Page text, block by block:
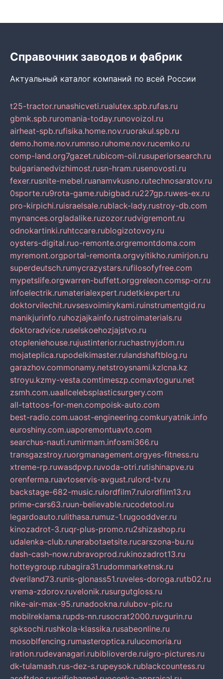
Справочник заводов и фабрик
Актуальный каталог компаний по всей России
t25-tractor.runashicveti.rualutex.spb.rufas.ru
gbmk.spb.ruromania-today.runovoizol.ru
airheat-spb.rufisika.home.nov.ruorakul.spb.ru
demo.home.nov.rumnso.ruhome.nov.rucemko.ru
comp-land.org7gazet.rubicom-oil.rusuperiorsearch.ru
bulgarianedvizhimost.rusn-hram.rusenovosti.ru
fexer.rusnite-mebel.ruanamvkusno.rutechnosaratov.ru
0sporte.ru9rota-game.rubigbad.ru227gp.ruwes-ex.ru
pro-kirpichi.ruisraelsale.rublack-lady.rustroy-db.com
mynances.orgladalike.ruzozor.rudvigremont.ru
odnokartinki.ruhtccare.rublogizotovoy.ru
oysters-digital.ruo-remonte.orgremontdoma.com
myremont.orgportal-remonta.orgvyitikho.rumirjon.ru
superdeutsch.rumycrazystars.rufilosofyfree.com
mypetslife.orgwarren-buffett.orggreleon.comsp-or.ru
infoelectrik.rumaterialexpert.rudetkiexpert.ru
doktorvilechit.ruvsesvoimirykami.ruinstrumentgid.ru
manikjurinfo.ruhozjajkainfo.rustroimaterials.ru
doktoradvice.ruselskoehozjajstvo.ru
otopleniehouse.rujustinterior.ruchastnyjdom.ru
mojateplica.rupodelkimaster.rulandshaftblog.ru
garazhov.commonamy.netstroysnami.kzlcna.kz
stroyu.kzmy-vesta.comtimeszp.comavtoguru.net
zsmh.com.uaallcelebsplasticsurgery.com
all-tattoos-for-men.compoisk-auto.com
best-radio.com.uaost-engineering.comkuryatnik.info
euroshiny.com.uaporemontuavto.com
searchus-nauti.rumirmam.infosmi366.ru
transgazstroy.ruorgmanagement.orgyes-fitness.ru
xtreme-rp.ruwasdpvp.ruvoda-otri.rutishinapve.ru
orenferma.ruavtoservis-avgust.rulord-tv.ru
backstage-682-music.rulordfilm7.rulordfilm13.ru
prime-cars63.ruun-believable.rucodetool.ru
legardoauto.rulithasa.rumuz-1.rugooddver.ru
kinozadrot-3.ruqr-plus-promo.ru2shizashop.ru
udalenka-club.runerabotaetsite.rucarszona-bu.ru
dash-cash-now.rubravoprod.rukinozadrot13.ru
hotteygroup.rubagira31.rudommarketnsk.ru
dveriland73.runis-glonass51.ruveles-doroga.rutb02.ru
vrema-zdorov.ruvelonik.rusurgutgloss.ru
nike-air-max-95.runadookna.rulubov-pic.ru
mobilreklama.rupds-nn.rusocrat2000.ruvgurin.ru
spksochi.rushkola-klassika.rusabeonline.ru
mosoblfencing.rumasteroptica.rulucomoria.ru
iration.rudevanagari.rubiblioverde.ruigro-pictures.ru
dk-tulamash.rus-dez-s.rupeysok.rublackcountess.ru